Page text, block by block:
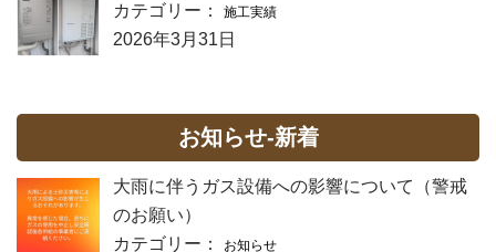
カテゴリー：
施工実績
2026年3月31日
お知らせ-新着
大雨に伴うガス設備への影響について（警戒
のお願い）
カテゴリー：
お知らせ